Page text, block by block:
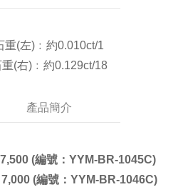
重(左)﹕約0.010ct/1
(右)﹕約0.129ct/18
產品簡介
(編號：YYM-BR-1045C)
(編號：YYM-BR-1046C)